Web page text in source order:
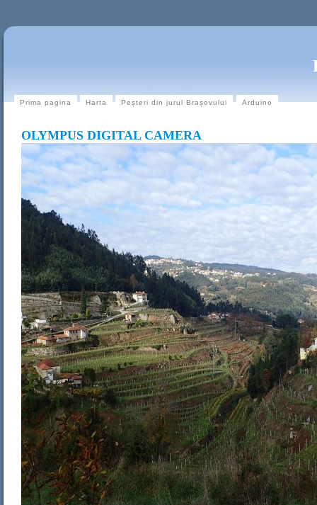
Prima pagina Harta Peșteri din jurul Brașovului Arduino
OLYMPUS DIGITAL CAMERA